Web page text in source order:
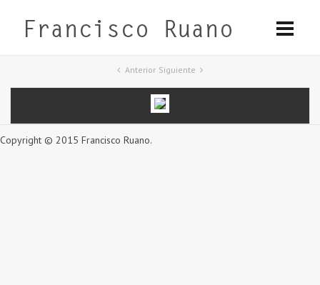
Anterior Siguiente
Copyright © 2015 Francisco Ruano.